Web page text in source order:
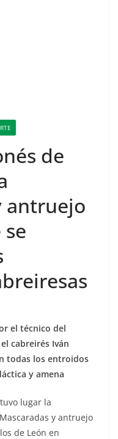
de
antruejo
el técnico del
cabreirés Iván
todas los entroidos
y amena
lugar la
y antruejo
de León en